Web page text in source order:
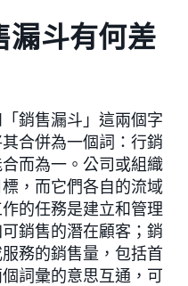
漏斗有何差
銷售漏斗」這兩個字
合併為一個詞：行銷
而為一。公司或組織
，而它們各自的流域
的任務是建立和管理
銷售的潛在顧客；銷
務的銷售量，包括首
詞彙的意思互通，可